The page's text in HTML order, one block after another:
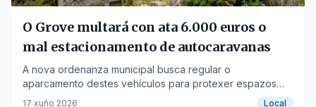
O Grove multará con ata 6.000 euros o
mal estacionamento de autocaravanas
A nova ordenanza municipal busca regular o
aparcamento destes vehículos para protexer espazos
naturais e vías públicas.
17 xuño 2026 Local